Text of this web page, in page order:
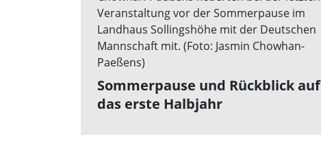
Sommerpause und Rückblick auf
das erste Halbjahr